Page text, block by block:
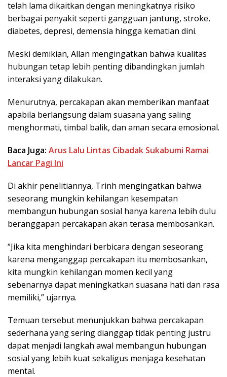
telah lama dikaitkan dengan meningkatnya risiko
berbagai penyakit seperti gangguan jantung, stroke,
diabetes, depresi, demensia hingga kematian dini.
Meski demikian, Allan mengingatkan bahwa kualitas
hubungan tetap lebih penting dibandingkan jumlah
interaksi yang dilakukan.
Menurutnya, percakapan akan memberikan manfaat
apabila berlangsung dalam suasana yang saling
menghormati, timbal balik, dan aman secara emosional.
Baca Juga: Arus Lalu Lintas Cibadak Sukabumi Ramai
Lancar Pagi Ini
Di akhir penelitiannya, Trinh mengingatkan bahwa
seseorang mungkin kehilangan kesempatan
membangun hubungan sosial hanya karena lebih dulu
beranggapan percakapan akan terasa membosankan.
“Jika kita menghindari berbicara dengan seseorang
karena menganggap percakapan itu membosankan,
kita mungkin kehilangan momen kecil yang
sebenarnya dapat meningkatkan suasana hati dan rasa
memiliki,” ujarnya.
Temuan tersebut menunjukkan bahwa percakapan
sederhana yang sering dianggap tidak penting justru
dapat menjadi langkah awal membangun hubungan
sosial yang lebih kuat sekaligus menjaga kesehatan
mental.